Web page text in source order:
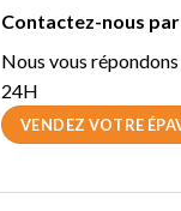
Contactez-nous
Nous vous
24H
VENDEZ VOTRE